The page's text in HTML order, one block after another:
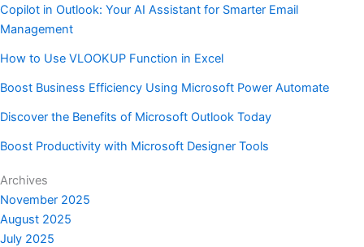
Copilot in Outlook: Your AI Assistant for Smarter Email
Management
How to Use VLOOKUP Function in Excel
Boost Business Efficiency Using Microsoft Power Automate
Discover the Benefits of Microsoft Outlook Today
Boost Productivity with Microsoft Designer Tools
Archives
November 2025
August 2025
July 2025